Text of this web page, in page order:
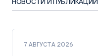
7 АВГУСТА 2026